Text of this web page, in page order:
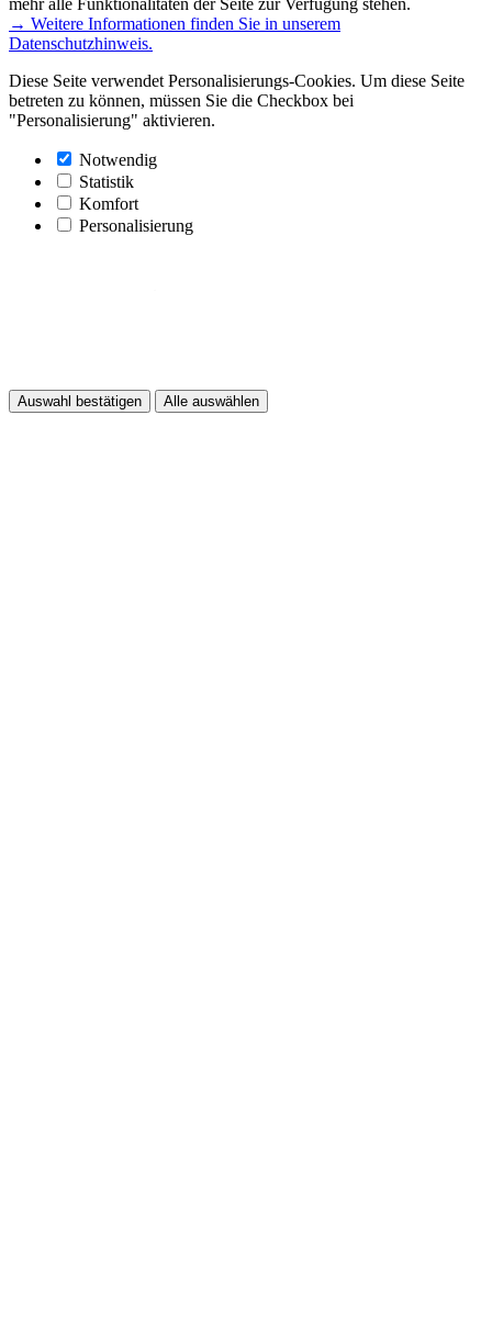
→ Weitere Informationen finden Sie in unserem
Datenschutzhinweis.
Diese Seite verwendet Personalisierungs-Cookies. Um diese Seite
betreten zu können, müssen Sie die Checkbox bei
"Personalisierung" aktivieren.
Notwendig
Statistik
Komfort
Personalisierung
Auswahl bestätigen Alle auswählen